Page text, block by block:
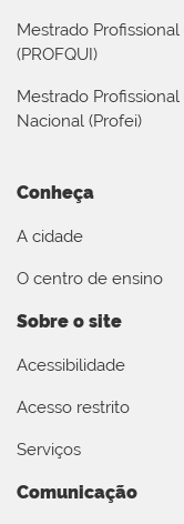
Mestrado
(PROFQUI)
Mestrado
Nacional (Profei)
Conheça
A cidade
O centro de ensino
Sobre o site
Acessibilidade
Acesso restrito
Serviços
Comunicação